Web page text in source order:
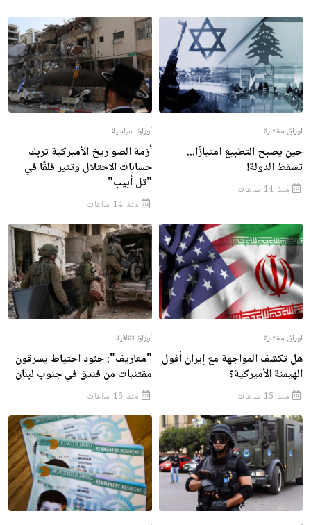
اوراق مختارة
حين يصبح التطبيع امتيازًا...
تسقط الدولة!
منذ 14 ساعات
أوراق سياسية
أزمة الصواريخ الأميركية تربك
حسابات الاحتلال وتثير قلقًا في
"تل أبيب"
منذ 14 ساعات
اوراق مختارة
هل تكشف المواجهة مع إيران أفول
الهيمنة الأميركية؟
منذ 15 ساعات
أوراق ثقافية
"معاريف": جنود احتياط يسرقون
مقتنيات من فندق في جنوب لبنان
منذ 15 ساعات